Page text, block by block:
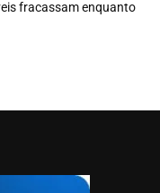
fracassam enquanto